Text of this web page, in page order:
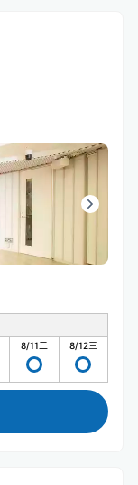
8/11二 8/12三